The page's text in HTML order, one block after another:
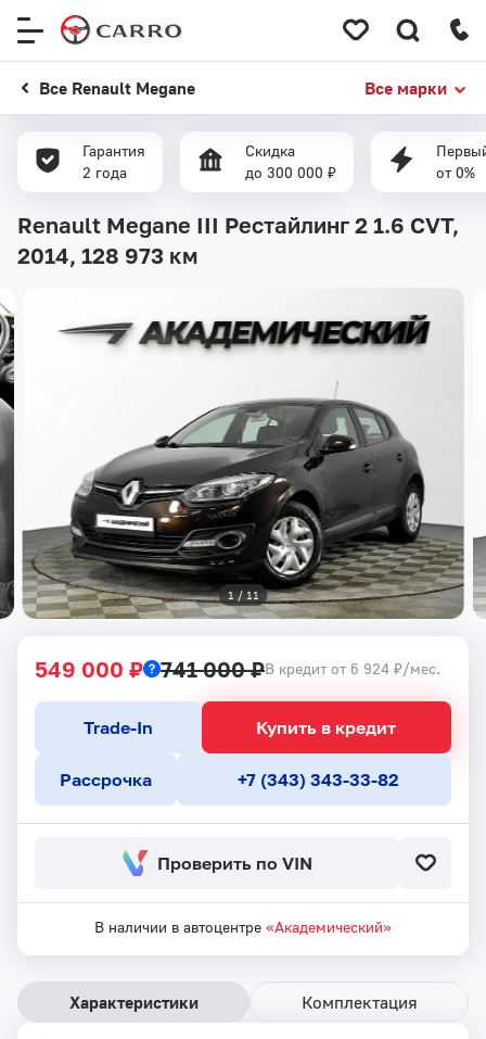
Все Renault Megane Все марки
Гарантия
2 года
Скидка
до 300 000 ₽
от 0%
Renault Megane III Рестайлинг 2 1.6 CVT,
2014, 128 973 км
1 / 11
549 000 ₽ 741 000 ₽В кредит от 6 924 ₽/мес.
Купить в кредит
Trade-In
Рассрочка +7 (343) 343-33-82
Проверить по VIN
В наличии в автоцентре «Академический»
Характеристики Комплектация